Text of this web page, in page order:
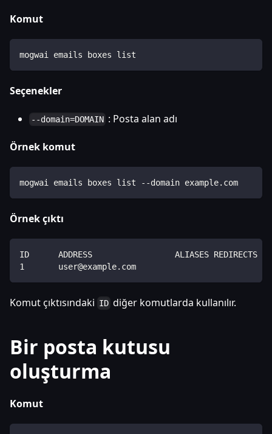
Komut
mogwai emails boxes list
Seçenekler
--domain=DOMAIN : Posta alan adı
Örnek komut
mogwai emails boxes list --domain example.com
Örnek çıktı
ID      ADDRESS                 ALIASES REDIRECTS
1       user@example.com
Komut çıktısındaki ID diğer komutlarda kullanılır.
Bir posta kutusu
oluşturma
Komut